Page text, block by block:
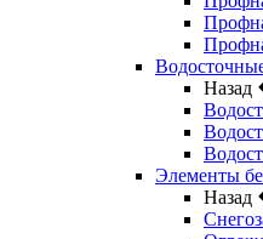
Назад
Элементы
Назад